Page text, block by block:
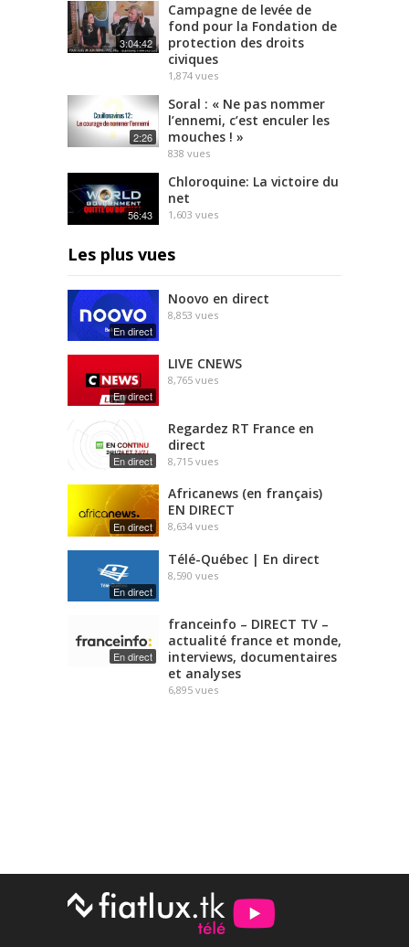
3:04:42
Campagne de levée de
fond pour la Fondation de
protection des droits
civiques
1,874 vues
2:26
Soral : « Ne pas nommer
l’ennemi, c’est enculer les
mouches ! »
838 vues
56:43
Chloroquine: La victoire du
net
1,603 vues
Les plus vues
En direct
Noovo en direct
8,853 vues
En direct
LIVE CNEWS
8,765 vues
En direct
Regardez RT France en
direct
8,715 vues
En direct
Africanews (en français)
EN DIRECT
8,634 vues
En direct
Télé-Québec | En direct
8,590 vues
En direct
franceinfo – DIRECT TV –
actualité france et monde,
interviews, documentaires
et analyses
6,895 vues